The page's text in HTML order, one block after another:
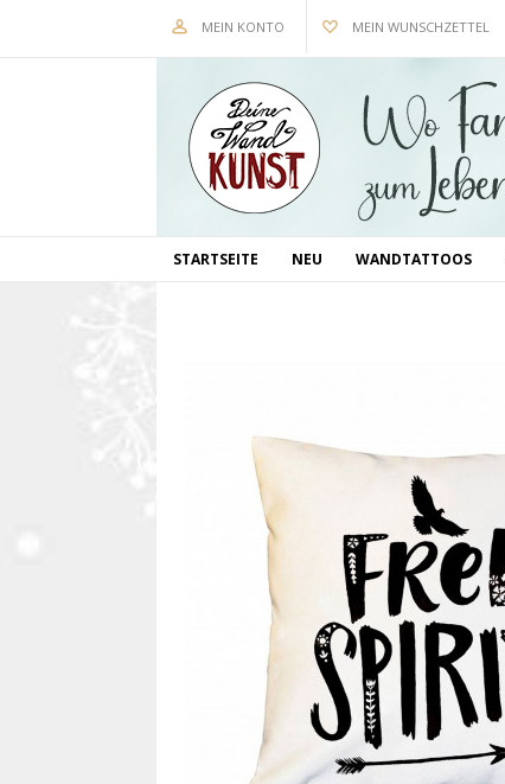
MEIN KONTO MEIN WUNSCHZETTEL
STARTSEITE NEU WANDTATTOOS